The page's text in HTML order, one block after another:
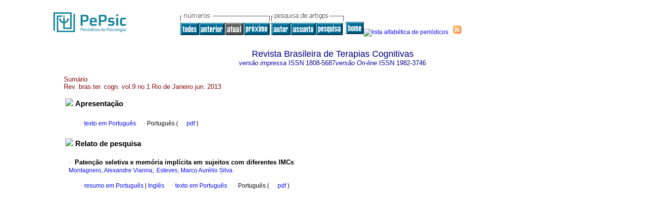
Revista Brasileira de Terapias Cognitivas
versão impressa ISSN 1808-5687versão On-line ISSN 1982-3746
Sumário
Rev. bras.ter. cogn. vol.9 no.1 Rio de Janeiro jun. 2013
Apresentação
· texto em Português · Português ( pdf)
Relato de pesquisa
· Patenção seletiva e memória implícita em sujeitos com diferentes IMCs
Montagnero, Alexandre Vianna; Esteves, Marco Aurélio Silva
· resumo em Português Inglês · texto em Português · Português ( pdf)